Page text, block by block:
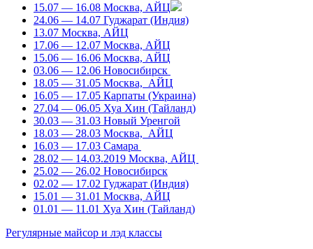
15.07 — 16.08 Москва, АЙЦ
24.06 — 14.07 Гуджарат (Индия)
13.07 Москва, АЙЦ
17.06 — 12.07 Москва, АЙЦ
15.06 — 16.06 Москва, АЙЦ
03.06 — 12.06 Новосибирск
18.05 — 31.05 Москва, АЙЦ
16.05 — 17.05 Карпаты (Украина)
27.04 — 06.05 Хуа Хин (Тайланд)
30.03 — 31.03 Новый Уренгой
18.03 — 28.03 Москва, АЙЦ
16.03 — 17.03 Самара
28.02 — 14.03.2019 Москва, АЙЦ
25.02 — 26.02 Новосибирск
02.02 — 17.02 Гуджарат (Индия)
15.01 — 31.01 Москва, АЙЦ
01.01 — 11.01 Хуа Хин (Тайланд)
Регулярные майсор и лэд классы